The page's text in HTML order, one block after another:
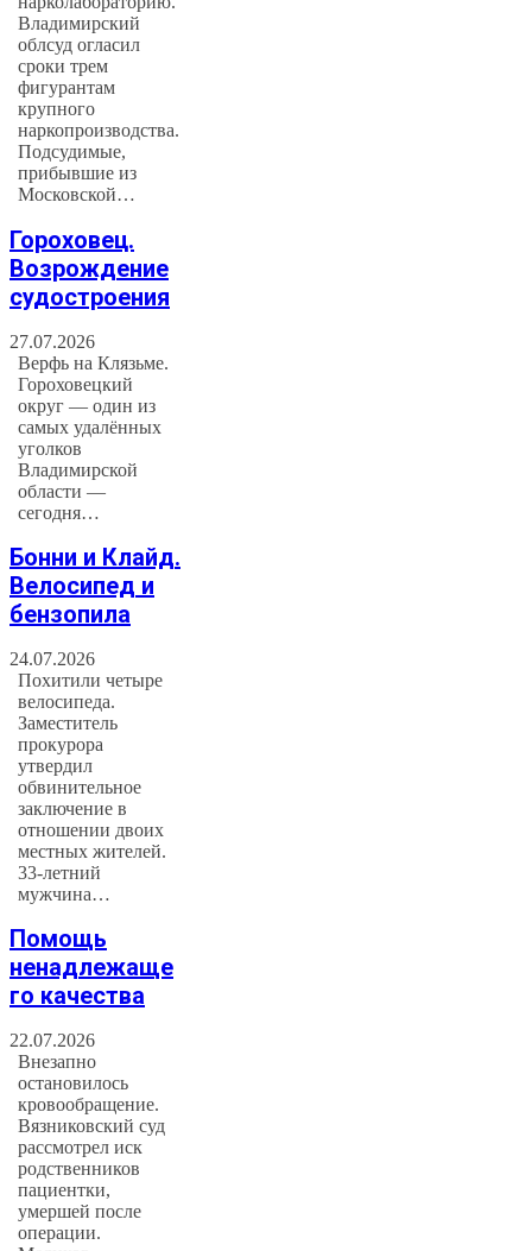
Владимирский
облсуд огласил
сроки трем
фигурантам
крупного
наркопроизводства.
Подсудимые,
прибывшие из
Московской…
Гороховец.
Возрождение
судостроения
27.07.2026
Верфь на Клязьме.
Гороховецкий
округ — один из
самых удалённых
уголков
Владимирской
области —
сегодня…
Бонни и Клайд.
Велосипед и
бензопила
24.07.2026
Похитили четыре
велосипеда.
Заместитель
прокурора
утвердил
обвинительное
заключение в
отношении двоих
местных жителей.
33-летний
мужчина…
Помощь
ненадлежаще
го качества
22.07.2026
Внезапно
остановилось
кровообращение.
Вязниковский суд
рассмотрел иск
родственников
пациентки,
умершей после
операции.